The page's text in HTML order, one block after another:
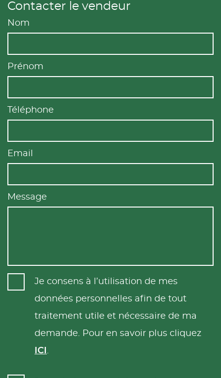
Contacter le vendeur
Nom
Prénom
Téléphone
Email
Message
Je consens à l’utilisation de mes
données personnelles afin de tout
traitement utile et nécessaire de ma
demande. Pour en savoir plus cliquez
ICI .